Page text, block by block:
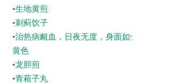
•生地黄煎
•刺蓟饮子
•治热病衄血，日夜无度，身面如金
黄色
•龙胆煎
•青葙子丸